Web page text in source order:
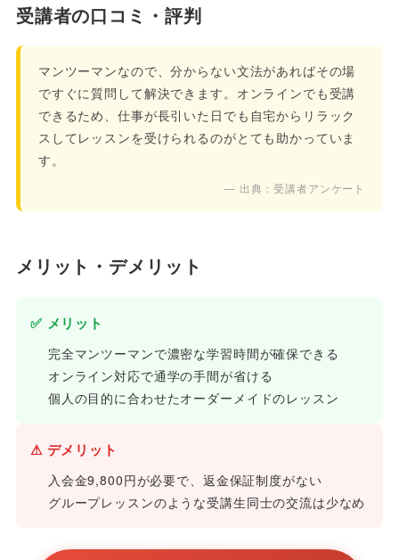
受講者の口コミ・評判
マンツーマンなので、分からない文法があればその場
ですぐに質問して解決できます。オンラインでも受講
できるため、仕事が長引いた日でも自宅からリラック
スしてレッスンを受けられるのがとても助かっていま
す。
— 出典：受講者アンケート
メリット・デメリット
✅ メリット
完全マンツーマンで濃密な学習時間が確保できる
オンライン対応で通学の手間が省ける
個人の目的に合わせたオーダーメイドのレッスン
⚠ デメリット
入会金9,800円が必要で、返金保証制度がない
グループレッスンのような受講生同士の交流は少なめ